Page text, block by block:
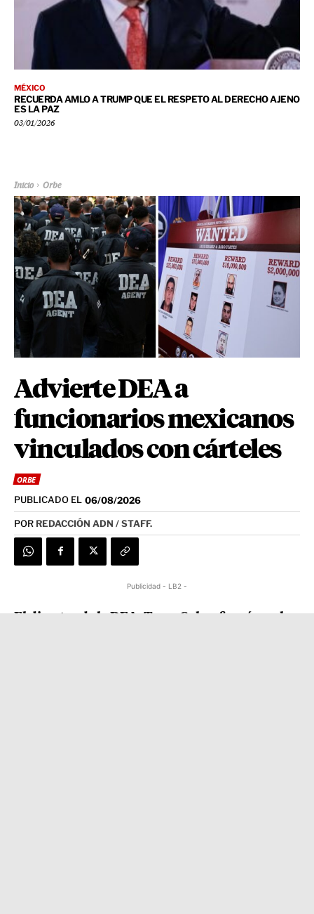
MÉXICO
RECUERDA AMLO A TRUMP QUE EL RESPETO AL DERECHO AJENO
ES LA PAZ
03/01/2026